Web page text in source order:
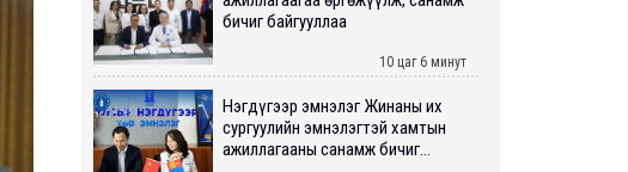
бичиг байгууллаа
10 цаг 6 минут
Нэгдүгээр эмнэлэг Жинаны их
сургуулийн эмнэлэгтэй хамтын
ажиллагааны санамж бичиг...